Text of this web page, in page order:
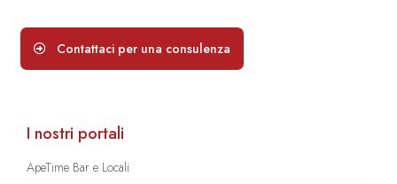
Contattaci per una consulenza
I nostri portali
ApeTime Bar e Locali